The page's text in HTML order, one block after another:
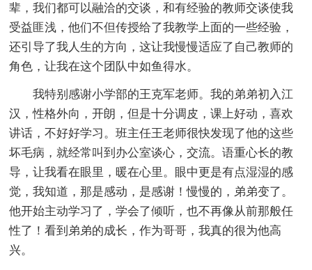
辈，我们都可以融洽的交谈，和有经验的教师交谈使我
受益匪浅，他们不但传授给了我教学上面的一些经验，
还引导了我人生的方向，这让我慢慢适应了自己教师的
角色，让我在这个团队中如鱼得水。
我特别感谢小学部的王克军老师。我的弟弟初入江
汉，性格外向，开朗，但是十分调皮，课上好动，喜欢
讲话，不好好学习。班主任王老师很快发现了他的这些
坏毛病，就经常叫到办公室谈心，交流。语重心长的教
导，让我看在眼里，暖在心里。眼中更是有点湿湿的感
觉，我知道，那是感动，是感谢！慢慢的，弟弟变了。
他开始主动学习了，学会了倾听，也不再像从前那般任
性了！看到弟弟的成长，作为哥哥，我真的很为他高
兴。